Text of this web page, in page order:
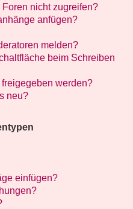
nicht zugreifen?
anfügen?
melden?
beim Schreiben
werden?
neu?
einfügen?